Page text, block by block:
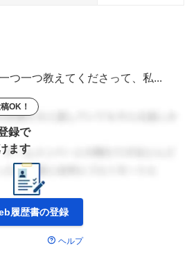
つ一つ教えてくださって、私...
OK！
録で
ます
履歴書の登録
ヘルプ